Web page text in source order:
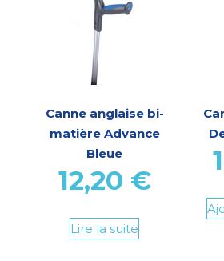
Canne anglaise bi-
matière Advance
Bleue
12,20 €
Lire la suite